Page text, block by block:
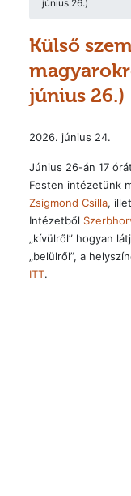
június 26.)
Külső
június 26.)
2026. június 24.
Június 26-án 17
Festen intézetünk
Zsigmond Csilla,
Intézetből
„kívülről” hogyan
„belülről”, a
ITT.